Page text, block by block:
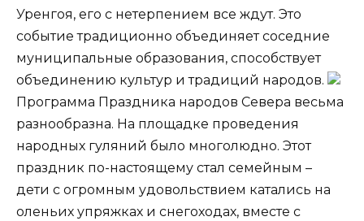
Уренгоя, его с нетерпением все ждут. Это
событие традиционно объединяет соседние
муниципальные образования, способствует
объединению культур и традиций народов.
Программа Праздника народов Севера весьма
разнообразна. На площадке проведения
народных гуляний было многолюдно. Этот
праздник по-настоящему стал семейным –
дети с огромным удовольствием катались на
оленьих упряжках и снегоходах, вместе с